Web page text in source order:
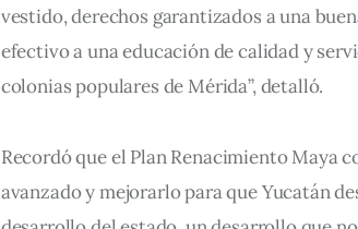
vestido, derechos garantizados a una
efectivo a una educación de calidad y
colonias populares de Mérida”, detalló.
Recordó que el Plan Renacimiento Maya
avanzado y mejorarlo para que Yucatán